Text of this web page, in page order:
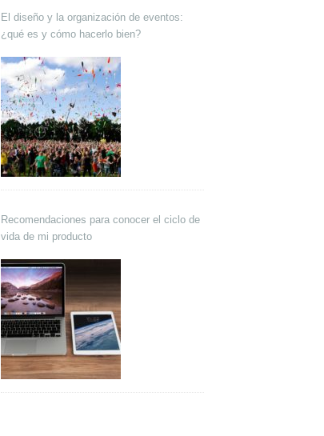
El diseño y la organización de eventos:
¿qué es y cómo hacerlo bien?
Recomendaciones para conocer el ciclo de
vida de mi producto